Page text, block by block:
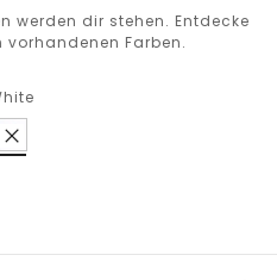
werden dir stehen. Entdecke
vorhandenen Farben.